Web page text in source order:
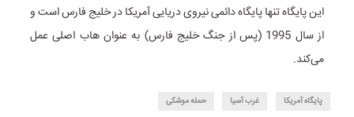
این پایگاه تنها پایگاه دائمی نیروی دریایی آمریکا در خلیج فارس است و
از سال 1995 (پس از جنگ خلیج فارس) به عنوان هاب اصلی عمل
می‌کند.
پایگاه آمریکا غرب آسیا حمله موشکی